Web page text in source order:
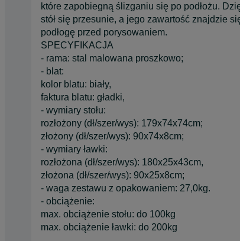
które zapobiegną ślizganiu się po podłożu.
stół się przesunie, a jego zawartość znajdzie
podłogę przed porysowaniem.
SPECYFIKACJA
- rama: stal malowana proszkowo;
- blat:
kolor blatu: biały,
faktura blatu: gładki,
- wymiary stołu:
rozłożony (dł/szer/wys): 179x74x74cm;
złożony (dł/szer/wys): 90x74x8cm;
- wymiary ławki:
rozłożona (dł/szer/wys): 180x25x43cm,
złożona (dł/szer/wys): 90x25x8cm;
- waga zestawu z opakowaniem: 27,0kg.
- obciążenie:
max. obciążenie stołu: do 100kg
max. obciążenie ławki: do 200kg